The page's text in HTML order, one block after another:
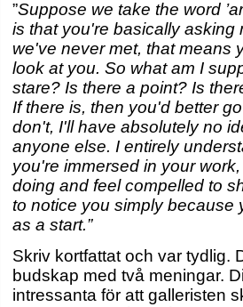
”Suppose we take the word
is that you're basically asking
we've never met, that means
look at you. So what am I
stare? Is there a point? Is
If there is, then you'd better
don't, I'll have absolutely no
anyone else. I entirely
you're immersed in your
doing and feel compelled to
to notice you simply because
as a start.”
Skriv kortfattat och var tydlig.
budskap med två meningar.
intressanta för att galleristen